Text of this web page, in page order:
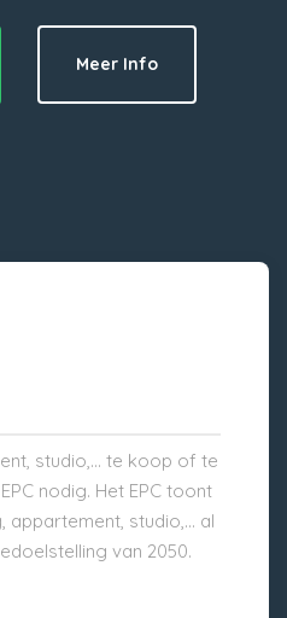
Meer Info
studio,… te koop of te
nodig. Het EPC toont
appartement, studio,… al
van 2050.